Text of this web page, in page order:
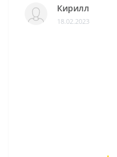
Кирилл
18.02.2023